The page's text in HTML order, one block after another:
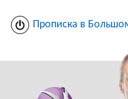
Прописка в